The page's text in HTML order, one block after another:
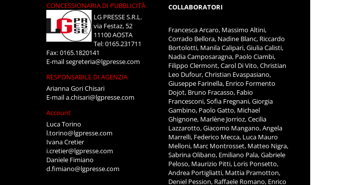
CONCESSIONARIA DI PUBBLICITÀ
LG PRESSE S.R.L.
via Festaz, 52
11100 AOSTA
Tel: 0165.231711
Fax: 0165.1820141
E-mailsegreteria@lgpresse.com
RESPONSABILE DI AGENZIA
Arianna Gori Chisari
E-maila.chisari@lgpresse.com
Account
Luca Torino
l.torino@lgpresse.com
Ivana Cretier
i.cretier@lgpresse.com
Daniele Fimiano
d.fimiano@lgpresse.com
COLLABORATORI
Francesca Arcaro, Massimo Altini,
Corrado Bellora, Nadine Blanc, Riccardo
Bortolotti, Manila Calipari, Giulia Calisti,
Nadia Camposaragna, Paolo Ciambi,
Filippo Clermont, Carol Di Vito, Christian
Leo Dufour, Christian Evaspasiano,
Giuseppe Farinella, Enrico Formento
Dojot, Bruno Fracasso, Fabio
Francesconi, Sofia Fregnani, Giorgia
Gambino, Paolo Gatto, Michael
Ghignone, Marlène Jorrioz, Cecilia
Lazzarotto, Giacomo Mangano, Angela
Marrelli, Federico Mecca, Luca Mauro
Melloni, Marc Montrosset, Matteo Nigra,
Sabrina Olibano, Emiliano Pala, Gabriele
Peloso, Maurizio Pitti, Loris Ponsetto,
Andrea Portigliatti, Mattia Pramotton,
Deniel Pession, Raffaele Romano, Enrico